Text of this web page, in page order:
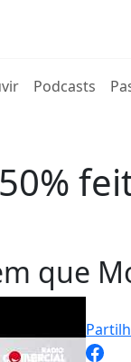
(current)
Podcasts
que